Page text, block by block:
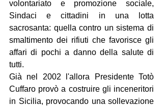
volontariato e promozione sociale,
Sindaci e cittadini in una lotta
sacrosanta: quella contro un sistema di
smaltimento dei rifiuti che favorisce gli
affari di pochi a danno della salute di
tutti.
Già nel 2002 l'allora Presidente Totò
Cuffaro provò a costruire gli inceneritori
in Sicilia, provocando una sollevazione